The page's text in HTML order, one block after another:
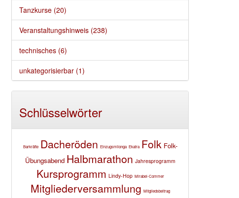
Tanzkurse (20)
Veranstaltungshinweis (238)
technisches (6)
unkategorisierbar (1)
Schlüsselwörter
Barkräfte Dacheröden Einzugsmilonga Ekatra Folk Folk-
Übungsabend Halbmarathon Jahresprogramm
Kursprogramm Lindy-Hop Mirabei-Commer
Mitgliederversammlung Mitgliedsbeitrag